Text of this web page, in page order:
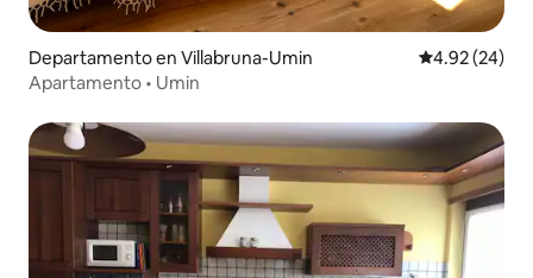
Departamento en Villabruna-Umin Calificación
4.92 (24)
Apartamento • Umin